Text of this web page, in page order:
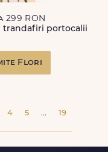
299 RON
trandafiri portocalii
Flori
4 5 ... 19